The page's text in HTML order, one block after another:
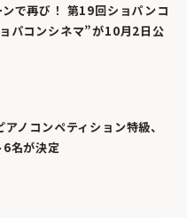
で再び！ 第19回ショパンコ
パコンシネマ”が10月2日公
ノコンペティション特級、
6名が決定